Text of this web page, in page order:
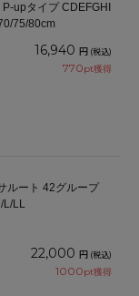
upタイプ CDEFGHI
70/75/80cm
16,940 円 (税込)
770pt獲得
ルート 42グループ
L/LL
22,000 円 (税込)
1000pt獲得